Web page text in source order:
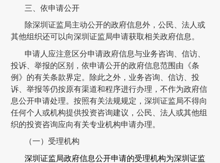
三、依申请公开
除深圳证监局主动公开的政府信息外，公民、法人或
其他组织还可以向深圳证监局申请获取相关政府信息。
申请人应注意区分申请政府信息与业务咨询、信访、
投诉、举报的区别，依申请公开的政府信息范围由《条
例》的有关条款界定。除此之外，业务咨询、信访、投
诉、举报等仍按原有渠道和程序进行办理，不作为政府信
息公开申请处理。按照有关法规规定，深圳证监局不得向
任何个人或机构提供投资咨询建议，公民、法人或其他组
织的投资咨询应向有关专业机构申请办理。
（一）受理机构
深圳证监局政府信息公开申请的受理机构为深圳证监